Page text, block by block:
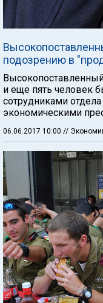
подозрению в
и еще пять человек
сотрудниками
экономическими
06.06.2017 10:00 //